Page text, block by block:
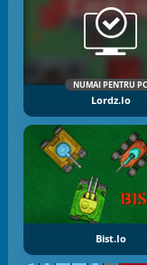
NUMAI PENTRU PC
Lordz.io
Bist.io